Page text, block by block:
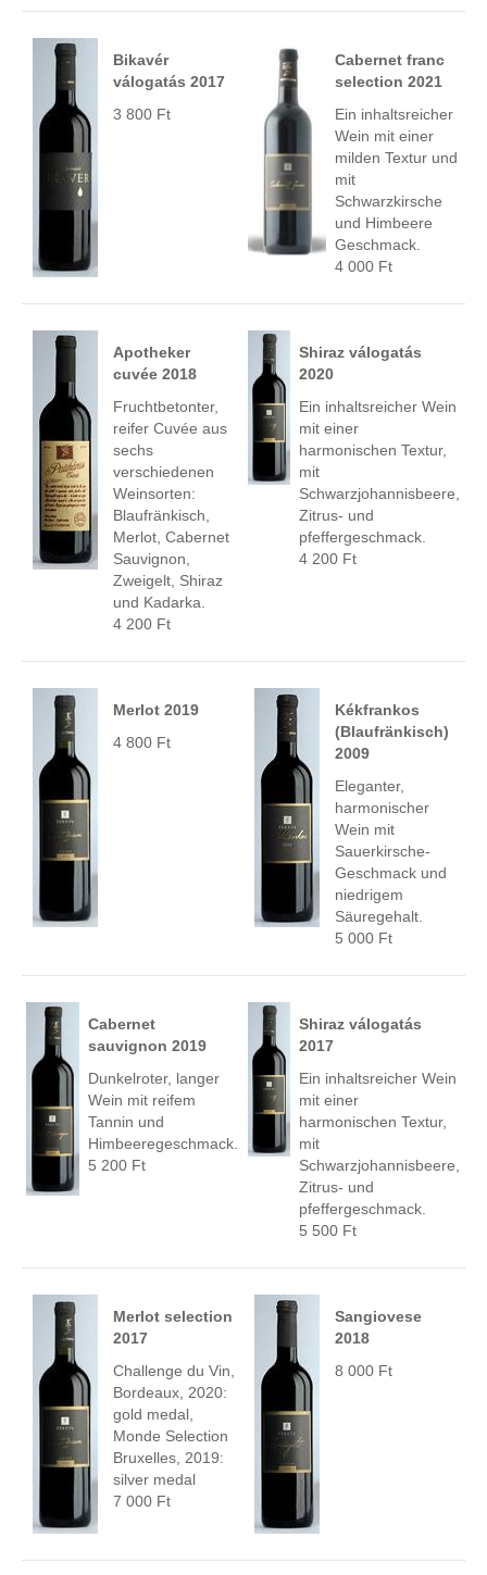
Bikavér
válogatás 2017
3 800 Ft
Cabernet franc
selection 2021
Ein inhaltsreicher
Wein mit einer
milden Textur und
mit
Schwarzkirsche
und Himbeere
Geschmack.
4 000 Ft
Apotheker
cuvée 2018
Fruchtbetonter,
reifer Cuvée aus
sechs
verschiedenen
Weinsorten:
Blaufränkisch,
Merlot, Cabernet
Sauvignon,
Zweigelt, Shiraz
und Kadarka.
4 200 Ft
Shiraz válogatás
2020
Ein inhaltsreicher Wein
mit einer
harmonischen Textur,
mit
Schwarzjohannisbeere,
Zitrus- und
pfeffergeschmack.
4 200 Ft
Merlot 2019
4 800 Ft
Kékfrankos
(Blaufränkisch)
2009
Eleganter,
harmonischer
Wein mit
Sauerkirsche-
Geschmack und
niedrigem
Säuregehalt.
5 000 Ft
Cabernet
sauvignon 2019
Dunkelroter, langer
Wein mit reifem
Tannin und
Himbeeregeschmack.
5 200 Ft
Shiraz válogatás
2017
Ein inhaltsreicher Wein
mit einer
harmonischen Textur,
mit
Schwarzjohannisbeere,
Zitrus- und
pfeffergeschmack.
5 500 Ft
Merlot selection
2017
Challenge du Vin,
Bordeaux, 2020:
gold medal,
Monde Selection
Bruxelles, 2019:
silver medal
7 000 Ft
Sangiovese
2018
8 000 Ft